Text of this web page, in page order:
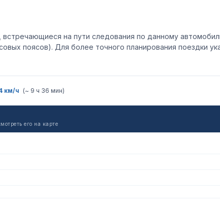
на пути следования по данному
поясов). Для более точного планирования поездки
км/ч (~ 9 ч 36 мин)
его на карте